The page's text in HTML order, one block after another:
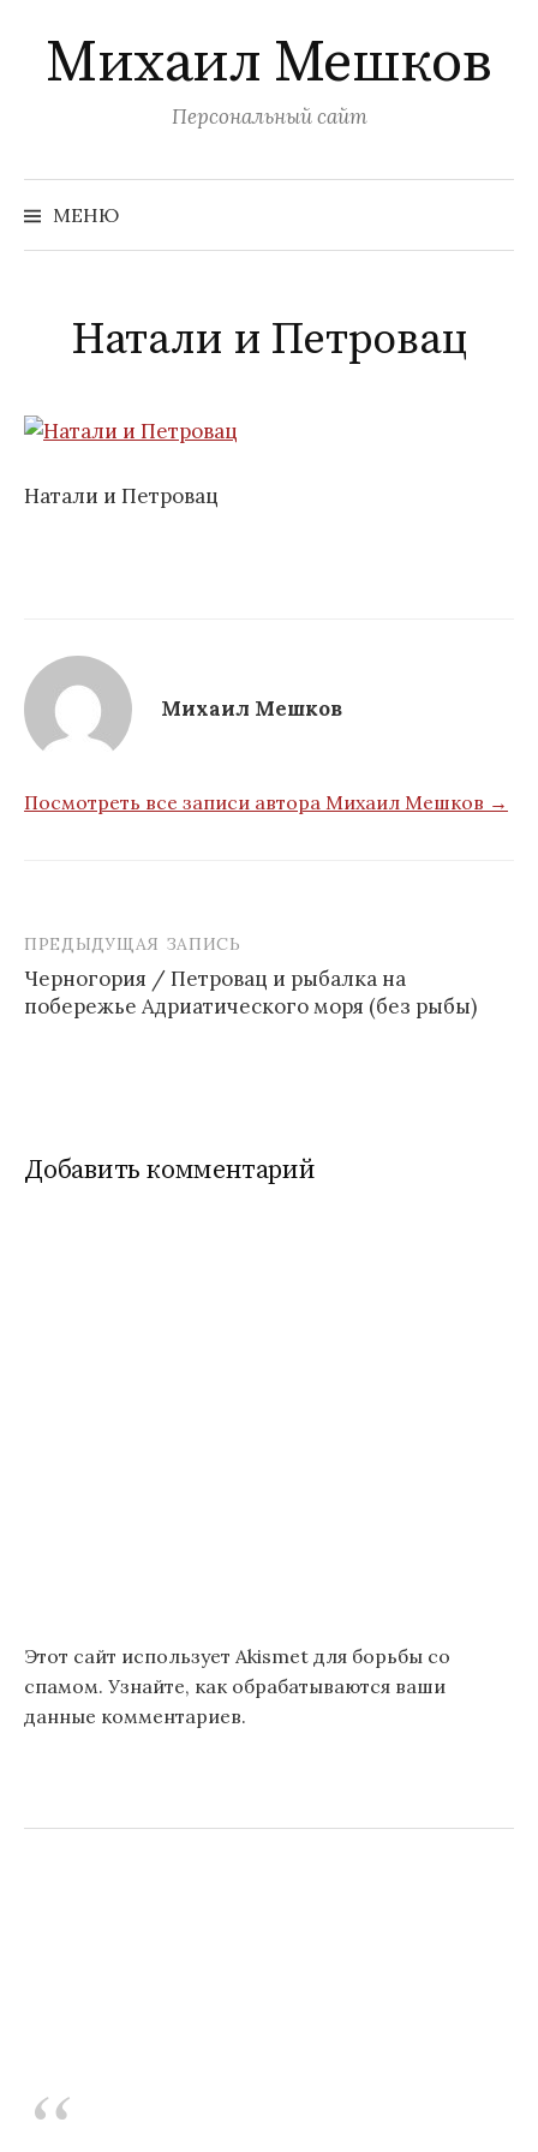
содержимому
Михаил Мешков
Персональный сайт
МЕНЮ
Найти:
Натали и Петровац
Натали и Петровац
Михаил Мешков
Посмотреть все записи автора Михаил Мешков →
Навигация
по
ПРЕДЫДУЩАЯ ЗАПИСЬ
Черногория / Петровац и рыбалка на
побережье Адриатического моря (без рыбы)
Добавить комментарий
Этот сайт использует Akismet для борьбы со
спамом. Узнайте, как обрабатываются ваши
данные комментариев.